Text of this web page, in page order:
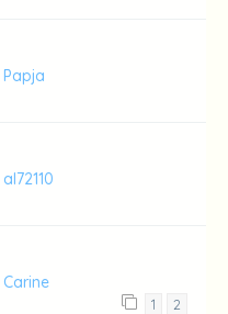
Papja
al72110
Carine
1 2